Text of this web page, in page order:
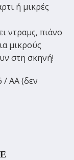
ή μικρές
ντραμς, πιάνο
μικρούς
στη σκηνή!
/ AA (δεν